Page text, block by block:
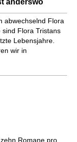
anderswo
abwechselnd Flora
sind Flora Tristans
Lebensjahre.
wir in
Romane pro